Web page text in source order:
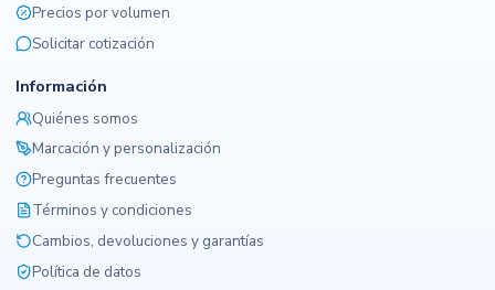
Precios por volumen
Solicitar cotización
Información
Quiénes somos
Marcación y personalización
Preguntas frecuentes
Términos y condiciones
Cambios, devoluciones y garantías
Política de datos